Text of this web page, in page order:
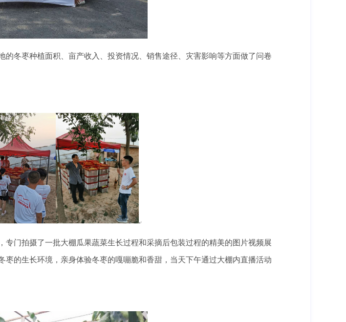
冬枣种植面积、亩产收入、投资情况、销售途径、灾害影响等方面做了问卷
门拍摄了一批大棚瓜果蔬菜生长过程和采摘后包装过程的精美的图片视频展
的生长环境，亲身体验冬枣的嘎嘣脆和香甜，当天下午通过大棚内直播活动